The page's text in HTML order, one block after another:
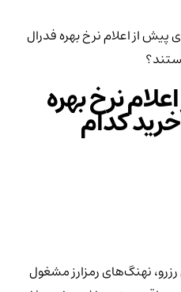
از اعلام نرخ بهره فدرال
نرخ بهره
کدام
نهنگ‌های رمزارز مشغول